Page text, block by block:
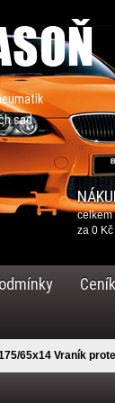
sad
celkem
za 0 Kč
65x14 Vraník